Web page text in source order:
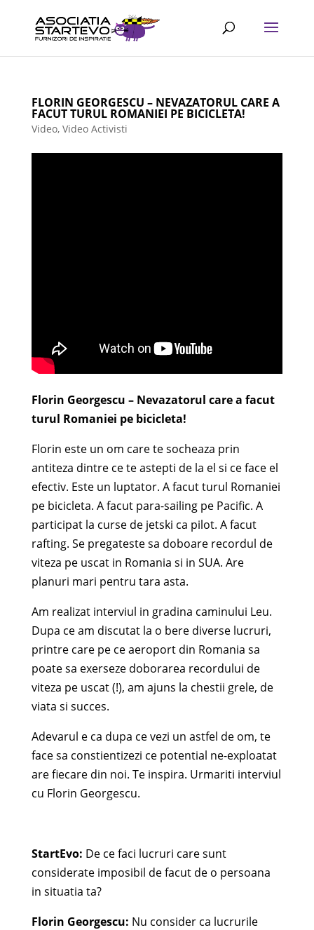
FLORIN GEORGESCU – NEVAZATORUL CARE A
FACUT TURUL ROMANIEI PE BICICLETA!
Video, Video Activisti
Florin Georgescu – Nevazatorul care a facut
turul Romaniei pe bicicleta!
Florin este un om care te socheaza prin
antiteza dintre ce te astepti de la el si ce face el
efectiv. Este un luptator. A facut turul Romaniei
pe bicicleta. A facut para-sailing pe Pacific. A
participat la curse de jetski ca pilot. A facut
rafting. Se pregateste sa doboare recordul de
viteza pe uscat in Romania si in SUA. Are
planuri mari pentru tara asta.
Am realizat interviul in gradina caminului Leu.
Dupa ce am discutat la o bere diverse lucruri,
printre care pe ce aeroport din Romania sa
poate sa exerseze doborarea recordului de
viteza pe uscat (!), am ajuns la chestii grele, de
viata si succes.
Adevarul e ca dupa ce vezi un astfel de om, te
face sa constientizezi ce potential ne-exploatat
are fiecare din noi. Te inspira. Urmariti interviul
cu Florin Georgescu.
StartEvo: De ce faci lucruri care sunt
considerate imposibil de facut de o persoana
in situatia ta?
Florin Georgescu: Nu consider ca lucrurile